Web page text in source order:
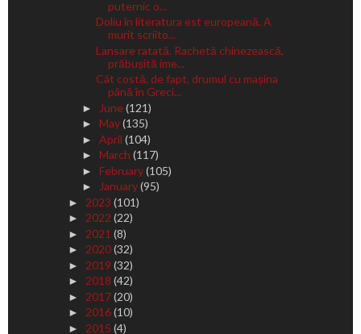
puternic o...
Doliu în literatura est europeană. A
murit scriito...
Lansare ratată. Rachetă chinezească,
prăbușită ime...
Cât costă, de fapt, drumul cu mașina
până în Greci...
► June(121)
► May(135)
► April (104)
► March (117)
► February(105)
► January(95)
► 2023 (101)
► 2022 (22)
► 2021 (8)
► 2020(32)
► 2019 (32)
► 2018 (42)
► 2017(20)
► 2016(10)
► 2015 (4)